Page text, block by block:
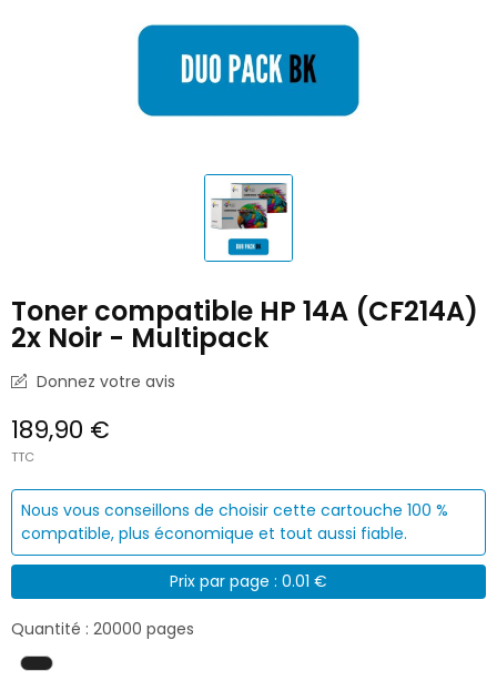
Toner compatible HP 14A (CF214A)
2x Noir - Multipack
Donnez votre avis
189,90 €
TTC
Nous vous conseillons de choisir cette cartouche 100 %
compatible, plus économique et tout aussi fiable.
Prix par page : 0.01 €
Quantité : 20000 pages